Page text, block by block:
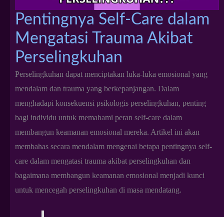
Pentingnya Self-Care dalam
Mengatasi Trauma Akibat
Perselingkuhan
Perselingkuhan dapat menciptakan luka-luka emosional yang
mendalam dan trauma yang berkepanjangan. Dalam
menghadapi konsekuensi psikologis perselingkuhan, penting
bagi individu untuk memahami peran self-care dalam
membangun keamanan emosional mereka. Artikel ini akan
membahas secara mendalam mengenai betapa pentingnya self-
care dalam mengatasi trauma akibat perselingkuhan dan
bagaimana membangun keamanan emosional menjadi kunci
untuk mencegah perselingkuhan di masa mendatang.